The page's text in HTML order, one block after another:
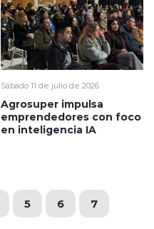
Sábado 11 de julio de 2026
Agrosuper impulsa
emprendedores con foco
en inteligencia IA
5 6 7